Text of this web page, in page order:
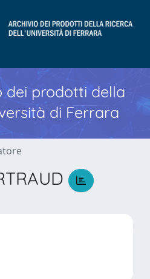
dei prodotti della
di Ferrara